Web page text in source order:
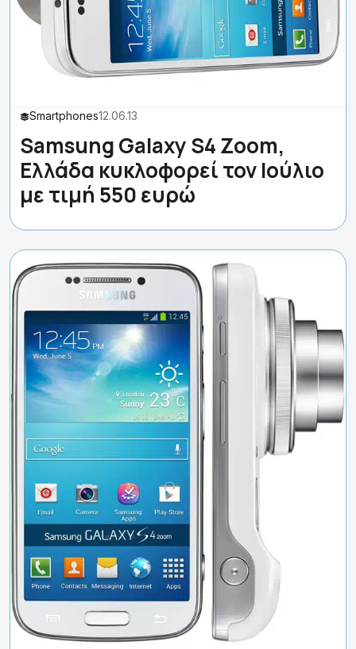
Smartphones12.06.13
Samsung Galaxy S4 Zoom,
Ελλάδα κυκλοφορεί τον Ιούλιο
με τιμή 550 ευρώ